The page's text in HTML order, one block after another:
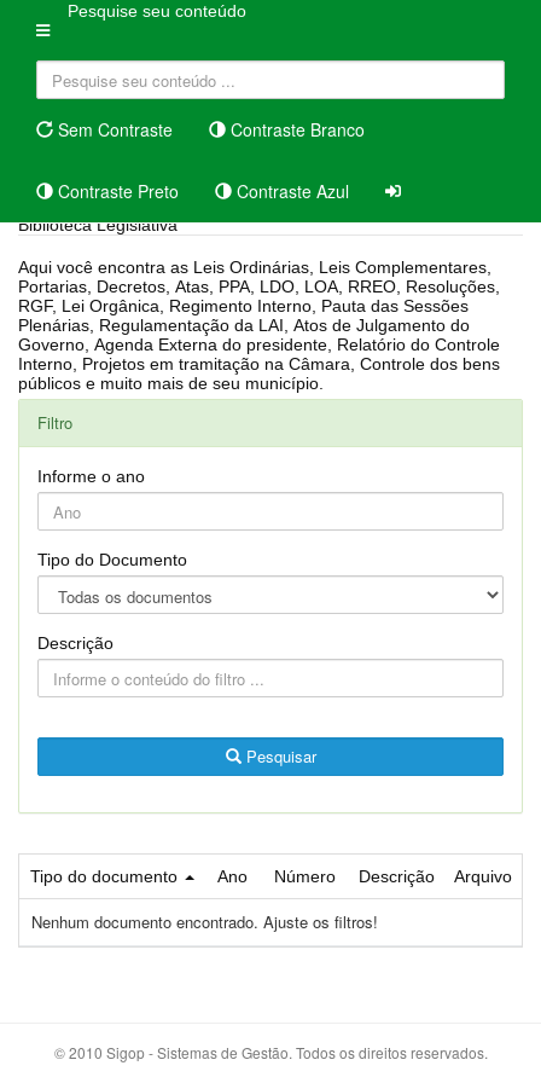
Pesquise seu conteúdo
Sem Contraste Contraste Branco
Contraste Preto Contraste Azul
Biblioteca Legislativa
Aqui você encontra as Leis Ordinárias, Leis Complementares,
Portarias, Decretos, Atas, PPA, LDO, LOA, RREO, Resoluções,
RGF, Lei Orgânica, Regimento Interno, Pauta das Sessões
Plenárias, Regulamentação da LAI, Atos de Julgamento do
Governo, Agenda Externa do presidente, Relatório do Controle
Interno, Projetos em tramitação na Câmara, Controle dos bens
públicos e muito mais de seu município.
Filtro
Informe o ano
Tipo do Documento
Descrição
Pesquisar
Tipo do documento Ano Número Descrição Arquivo
Nenhum documento encontrado. Ajuste os filtros!
© 2010 Sigop - Sistemas de Gestão. Todos os direitos reservados.